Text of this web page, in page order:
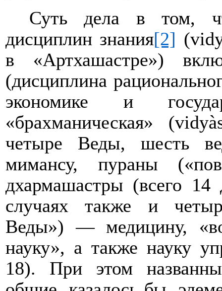
Суть дела в том,
дисциплин знания[2] (
в «Артхашастре»)
(дисциплина
экономике и
«брахманическая» (vidyà
четыре Веды, шесть
мимансу, пураны
дхармашастры (всего
случаях также и
Веды») — медицину,
науку», а также науку
18). При этом